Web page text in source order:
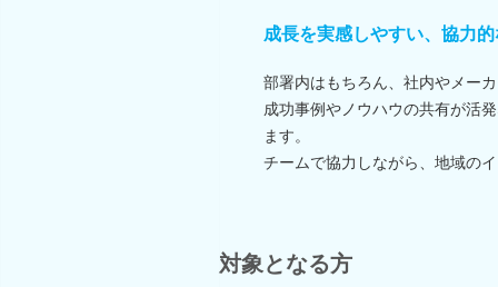
成長を実感しやすい、協力
部署内はもちろん、社内やメー
成功事例やノウハウの共有が活
ます。
チームで協力しながら、地域の
対象となる方